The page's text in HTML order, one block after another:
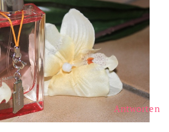
Antworten